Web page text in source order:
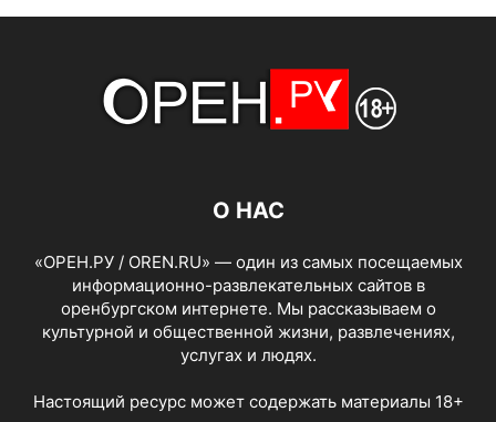
О НАС
«ОРЕН.РУ / OREN.RU» — один из самых посещаемых
информационно-развлекательных сайтов в
оренбургском интернете. Мы рассказываем о
культурной и общественной жизни, развлечениях,
услугах и людях.
Настоящий ресурс может содержать материалы 18+